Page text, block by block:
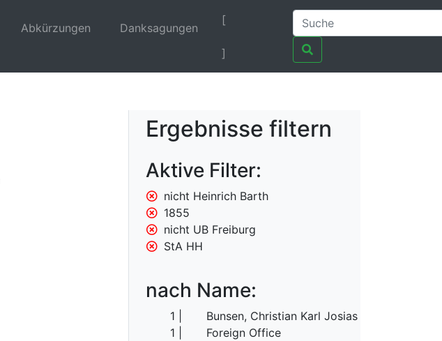
Abkürzungen Danksagungen
[
]
Ergebnisse filtern
Aktive Filter:
nicht Heinrich Barth
1855
nicht UB Freiburg
StA HH
nach Name:
1
Bunsen, Christian Karl Josias von
1
Foreign Office